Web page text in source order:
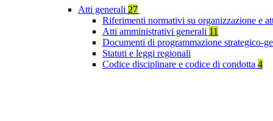
Atti generali 27
Riferimenti normativi su organizzazione e
Atti amministrativi generali 11
Documenti di programmazione strategico-
Statuti e leggi regionali
Codice disciplinare e codice di condotta 4